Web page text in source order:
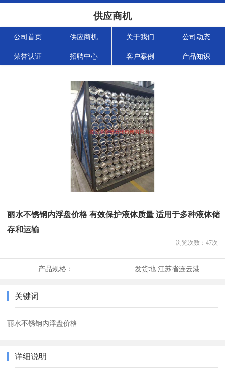
供应商机
公司首页 供应商机 关于我们 公司动态
荣誉认证 招聘中心 客户案例 产品知识
丽水不锈钢内浮盘价格 有效保护液体质量 适用于多种液体储
存和运输
浏览次数： 47次
产品规格： 发货地:江苏省连云港
关键词
丽水不锈钢内浮盘价格
详细说明